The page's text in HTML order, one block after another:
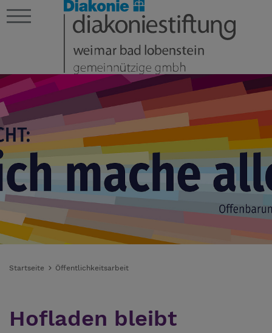
Startseite Öffentlichkeitsarbeit
Hofladen bleibt